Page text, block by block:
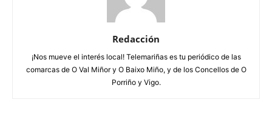
Redacción
¡Nos mueve el interés local! Telemariñas es tu periódico de las
comarcas de O Val Miñor y O Baixo Miño, y de los Concellos de O
Porriño y Vigo.